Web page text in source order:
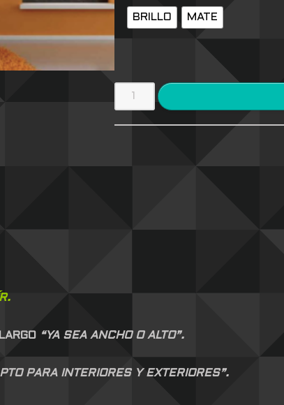
BRILLO MATE
“YA SEA ANCHO O ALTO”.
PARA INTERIORES Y EXTERIORES”.